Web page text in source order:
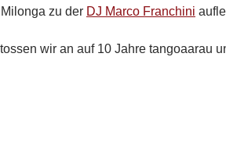
zu der DJ Marco Franchini
wir an auf 10 Jahre tangoaarau
2016: Milonga -10 Jahre